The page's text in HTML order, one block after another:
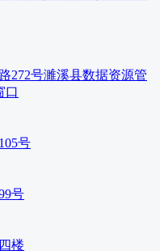
272号濉溪县数据资源管
口
号
号
楼